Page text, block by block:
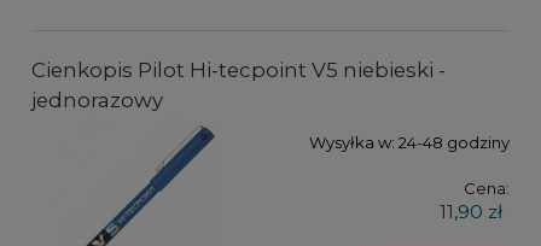
Cienkopis Pilot Hi-tecpoint V5 niebieski -
jednorazowy
Wysyłka w: 24-48 godziny
Cena:
11,90 zł